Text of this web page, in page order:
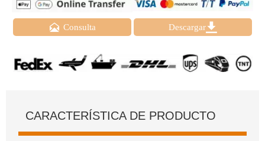
 Consulta Descargar
CARACTERÍSTICA DE PRODUCTO